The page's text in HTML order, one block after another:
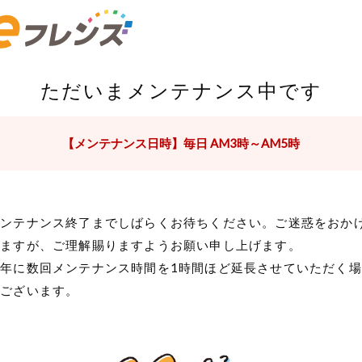
ただいまメンテナンス中です
【メンテナンス日時】毎日 AM3時～AM5時
テナンス終了までしばらくお待ちください。ご迷惑をおか
すが、ご理解賜りますようお願い申し上げます。
に数回メンテナンス時間を1時間ほど延長させていただく
ざいます。